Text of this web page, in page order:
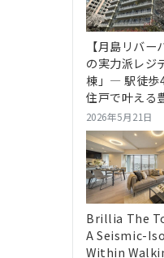
【月島リバ
の実力派レジ
棟」― 駅徒歩
住戸で叶える
2026年5月21日
Brillia The
A Seismic-
Within